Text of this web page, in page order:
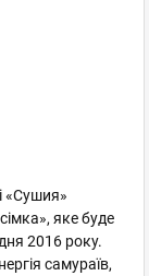
«Сушия»
яке буде
2016 року.
самураїв,